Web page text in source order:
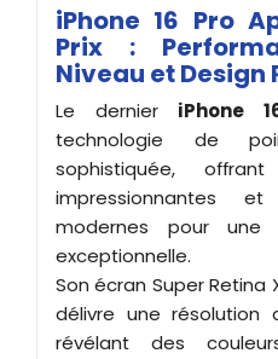
iPhone 16 Pro
Prix :
Niveau et Design
Le dernier iPhone
technologie de
sophistiquée,
impressionnantes
modernes pour une
exceptionnelle.
Son écran Super Retina
délivre une résolution
révélant des